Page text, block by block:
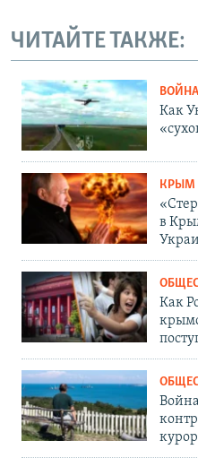
ЧИТАЙТЕ ТАКЖЕ:
Как
КРЫМ
в
Как